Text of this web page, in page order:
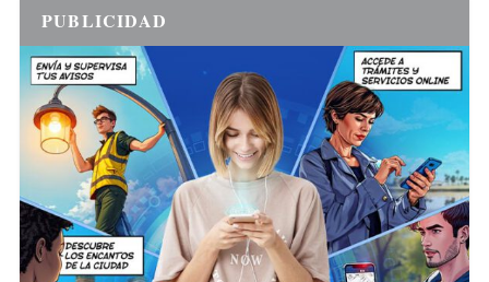
PUBLICIDAD